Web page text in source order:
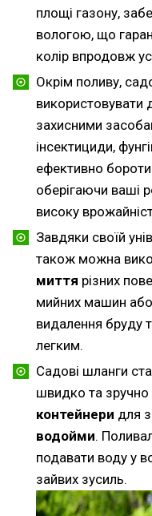
площі газону,
вологою, що
колір впродовж
Окрім поливу,
використовувати
захисними
інсектициди,
ефективно
оберігаючи ваші
високу
Завдяки своїй
також можна
миття різних
мийних машин
видалення бруду
легким.
Садові шланги
швидко та зручно
контейнери для
водойми.
подавати воду у
зайвих зусиль.